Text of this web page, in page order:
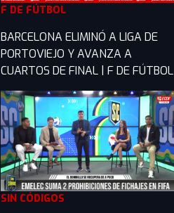
F DE FÚTBOL
BARCELONA ELIMINÓ A LIGA DE
PORTOVIEJO Y AVANZA A
CUARTOS DE FINAL | F DE FÚTBOL
SIN CÓDIGOS